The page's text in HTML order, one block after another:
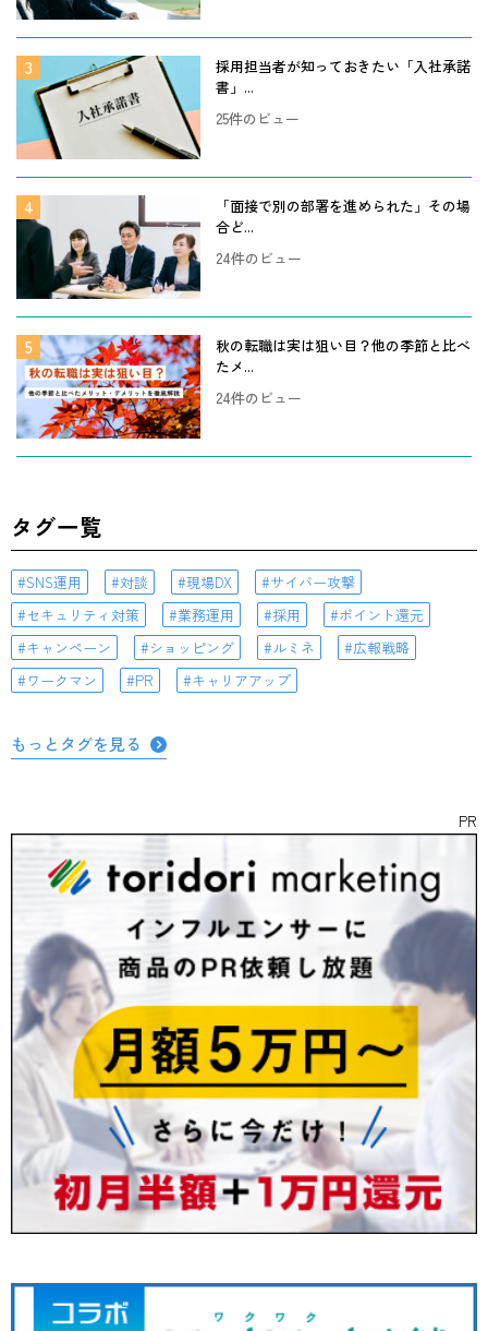
採用担当者が知っておきたい「入社承諾
書」...
25件のビュー
「面接で別の部署を進められた」その場
合ど...
24件のビュー
秋の転職は実は狙い目？他の季節と比べ
たメ...
24件のビュー
タグ一覧
SNS運用 対談 現場DX
サイバー攻撃
セキュリティ対策
業務運用 採用
ポイント還元
キャンペーン
ショッピング ルミネ
広報戦略
ワークマン
PR キャリアアップ
もっとタグを見る
PR